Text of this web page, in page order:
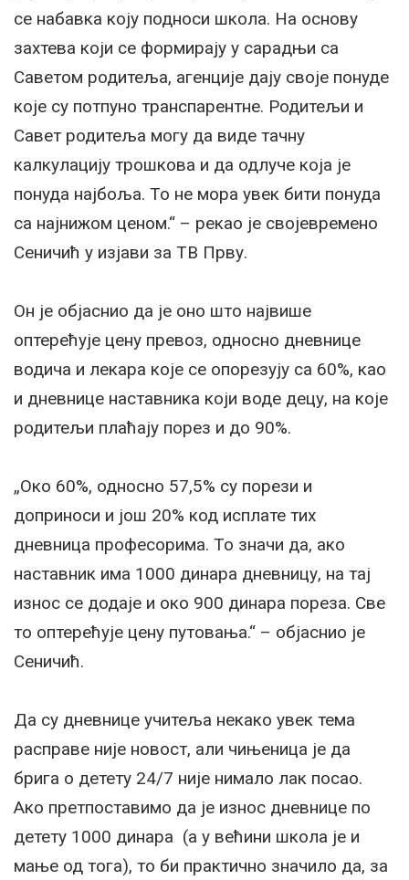
се набавка коју подноси школа. На основу
захтева који се формирају у сарадњи са
Саветом родитеља, агенције дају своје понуде
које су потпуно транспарентне. Родитељи и
Савет родитеља могу да виде тачну
калкулацију трошкова и да одлуче која је
понуда најбоља. То не мора увек бити понуда
са најнижом ценом.“ – рекао је својевремено
Сеничић у изјави за ТВ Прву.
Он је објаснио да је оно што највише
оптерећује цену превоз, односно дневнице
водича и лекара које се опорезују са 60%, као
и дневнице наставника који воде децу, на које
родитељи плаћају порез и до 90%.
„Око 60%, односно 57,5% су порези и
доприноси и још 20% код исплате тих
дневница професорима. То значи да, ако
наставник има 1000 динара дневницу, на тај
износ се додаје и око 900 динара пореза. Све
то оптерећује цену путовања.“ – објаснио је
Сеничић.
Да су дневнице учитеља некако увек тема
расправе није новост, али чињеница је да
брига о детету 24/7 није нимало лак посао.
Ако претпоставимо да је износ дневнице по
детету 1000 динара (а у већини школа је и
мање од тога), то би практично значило да, за